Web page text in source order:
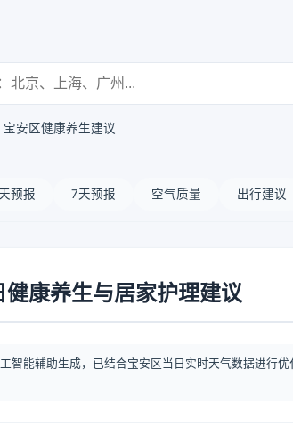
宝安区健康养生建议
预报 7天预报 空气质量 出行建议
健康养生与居家护理建议
智能辅助生成，已结合宝安区当日实时天气数据进行